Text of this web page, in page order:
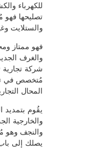
للكهرباء
تصليحها
والستلايت
فهو ممتاز
والغرف
شركة
مُتخصص في
المحال
يقُوم بتمديد
والخارجية
والنجف وهو
يصلك إلى